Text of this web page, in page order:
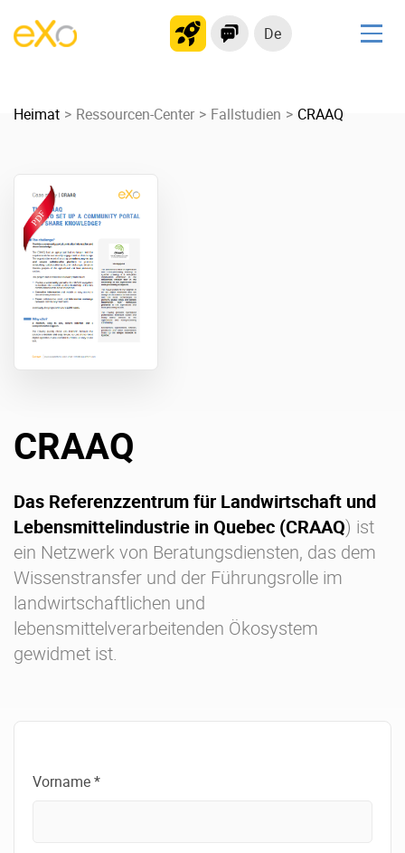
De
kollaborationsplattform
Wissensmanagement
Bewerbungsportal
Produkt
Plattform-Übersicht
Warum eXo
Internationalisierung
Über uns
Ressourcen-Center
Blog
Kontakt
Testen Sie eXo
Heimat Ressourcen-Center Fallstudien CRAAQ
CRAAQ
Das Referenzzentrum für Landwirtschaft und
Lebensmittelindustrie in Quebec (CRAAQ) ist
ein Netzwerk von Beratungsdiensten, das dem
Wissenstransfer und der Führungsrolle im
landwirtschaftlichen und
lebensmittelverarbeitenden Ökosystem
gewidmet ist.
Vorname *